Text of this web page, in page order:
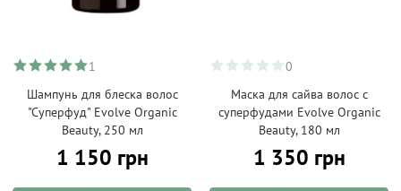
1
Шампунь для блеска волос
"Суперфуд" Evolve Organic
Beauty, 250 мл
1 150 грн
0
Маска для сайва волос с
суперфудами Evolve Organic
Beauty, 180 мл
1 350 грн